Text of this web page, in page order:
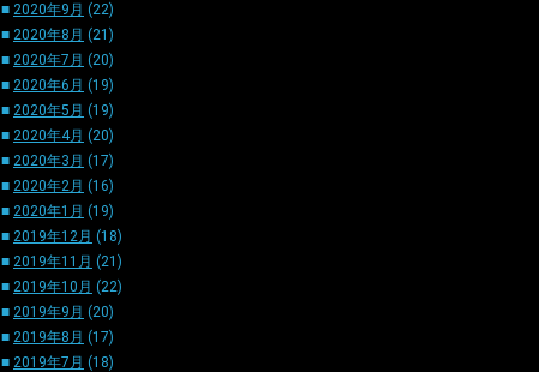
■ 2020年9月 (22)
■ 2020年8月 (21)
■ 2020年7月 (20)
■ 2020年6月 (19)
■ 2020年5月 (19)
■ 2020年4月 (20)
■ 2020年3月 (17)
■ 2020年2月 (16)
■ 2020年1月 (19)
■ 2019年12月 (18)
■ 2019年11月 (21)
■ 2019年10月 (22)
■ 2019年9月 (20)
■ 2019年8月 (17)
■ 2019年7月 (18)